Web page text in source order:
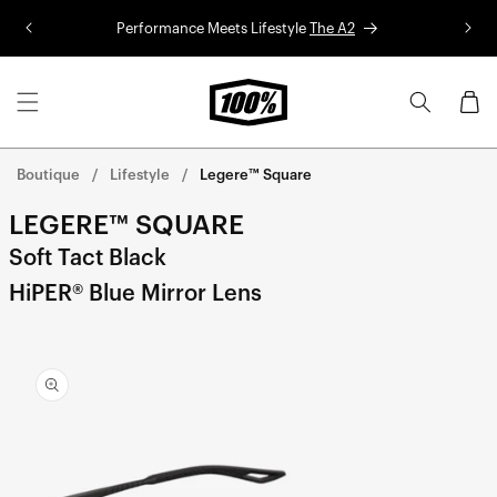
Performance Meets Lifestyle The A2
Panier
Boutique Lifestyle Legere™ Square
LEGERE™ SQUARE
Soft Tact Black
HiPER® Blue Mirror Lens
informations
sur le